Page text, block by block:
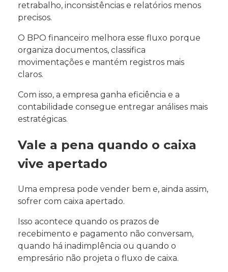
retrabalho, inconsistências e relatórios menos
precisos.
O BPO financeiro melhora esse fluxo porque
organiza documentos, classifica
movimentações e mantém registros mais
claros.
Com isso, a empresa ganha eficiência e a
contabilidade consegue entregar análises mais
estratégicas.
Vale a pena quando o caixa
vive apertado
Uma empresa pode vender bem e, ainda assim,
sofrer com caixa apertado.
Isso acontece quando os prazos de
recebimento e pagamento não conversam,
quando há inadimplência ou quando o
empresário não projeta o fluxo de caixa.